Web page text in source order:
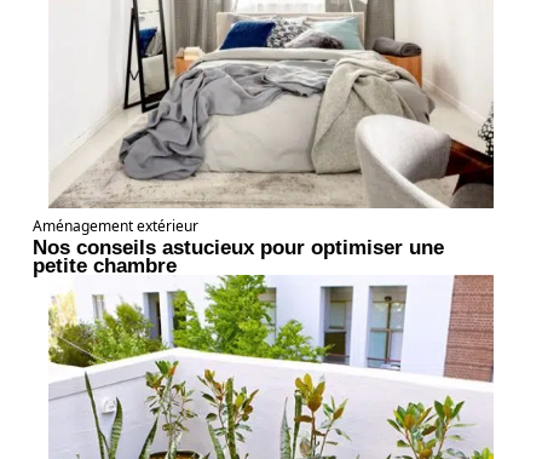
Aménagement extérieur
Nos conseils astucieux pour optimiser une
petite chambre